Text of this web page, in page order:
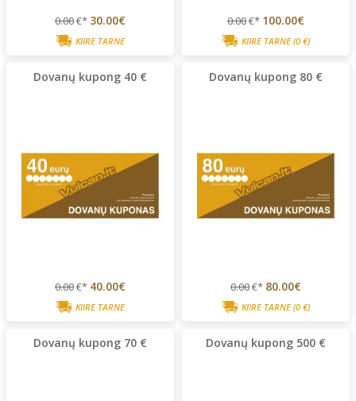
0.00€* 30.00€
KIIRE TARNE
0.00€* 100.00€
KIIRE TARNE(0 €)
Dovanų kupong 40 €
0.00€* 40.00€
KIIRE TARNE
Dovanų kupong 80 €
0.00€* 80.00€
KIIRE TARNE(0 €)
Dovanų kupong 70 € Dovanų kupong 500 €